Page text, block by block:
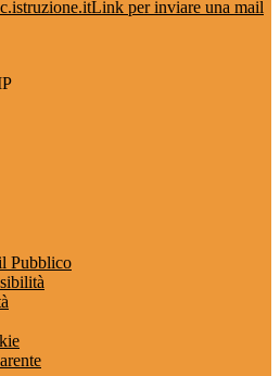
Link per inviare una mail
Pubblico